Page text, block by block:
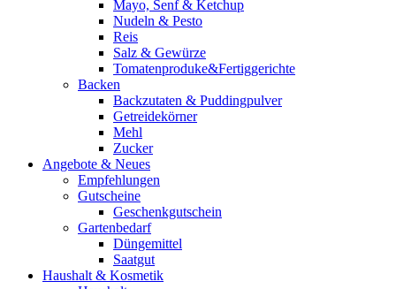
Mayo, Senf & Ketchup
Nudeln & Pesto
Reis
Salz & Gewürze
Tomatenproduke&Fertiggerichte
Backen
Backzutaten & Puddingpulver
Getreidekörner
Mehl
Zucker
Angebote & Neues
Empfehlungen
Gutscheine
Geschenkgutschein
Gartenbedarf
Düngemittel
Saatgut
Haushalt & Kosmetik